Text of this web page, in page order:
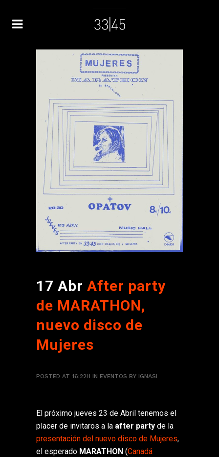
17 Abr After party
de MARATHON,
nuevo disco de
Mujeres
POSTED AT 16:22H IN EVENTOS BY IGNASI
El próximo jueves 23 de Abril tenemos el
placer de invitaros a la after party de la
presentación del nuevo disco de Mujeres,
el esperado MARATHON (Canadá